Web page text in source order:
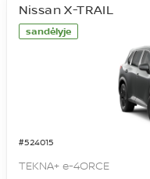
sandėlyje
#524015
Nissan X-TRAIL
TEKNA+ e-4ORCE